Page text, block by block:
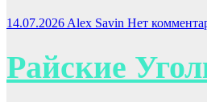
14.07.2026 Alex Savin Нет
Райские